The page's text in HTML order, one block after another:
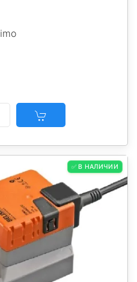
✅ В НАЛИЧИИ